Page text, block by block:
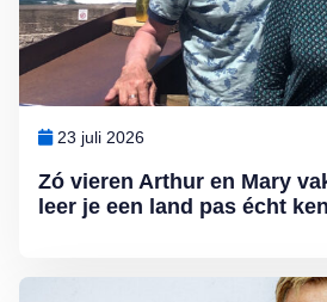
Zó vieren Arthur en Mary
leer je een land pas écht
23 juli 2026
Lees meer over Lia en Henny al 53 jaar